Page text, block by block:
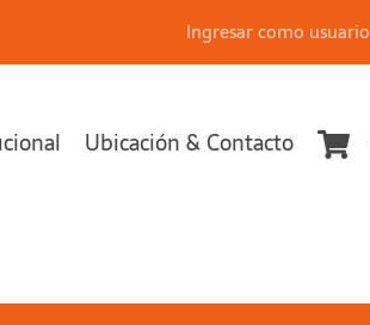
Ingresar como usuario
Ubicación & Contacto